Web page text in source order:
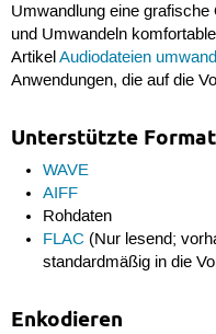
Umwandlung eine
und Umwandeln
ArtikelAudiodateien
Anwendungen, die auf die
Unterstützte
WAVE
AIFF
Rohdaten
FLAC (Nur lesend;
standardmäßig in die
Enkodieren